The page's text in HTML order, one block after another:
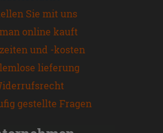
Sie mit uns
online kauft
und -kosten
lieferung
gestellte Fragen